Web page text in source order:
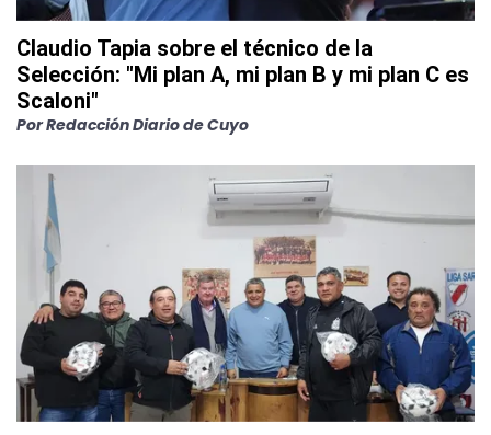
Claudio Tapia sobre el técnico de la
Selección: "Mi plan A, mi plan B y mi plan C es
Scaloni"
PorRedacción Diario de Cuyo